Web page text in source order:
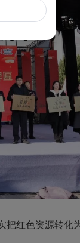
红色资源转化